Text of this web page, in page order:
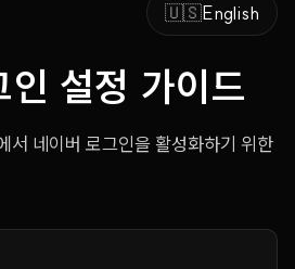
🇺🇸English
인 설정 가이드
서 네이버 로그인을 활성화하기 위한